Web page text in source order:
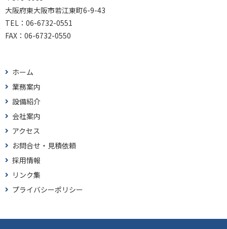
大阪府東大阪市若江東町6-9-43
TEL： 06-6732-0551
FAX： 06-6732-0550
ホーム
業務案内
設備紹介
会社案内
アクセス
お問合せ・見積依頼
採用情報
リンク集
プライバシーポリシー